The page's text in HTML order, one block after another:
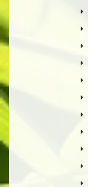
►
►
►
►
►
►
►
►
►
►
►